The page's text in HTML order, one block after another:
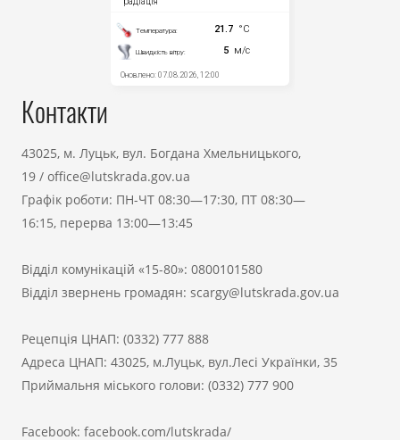
Контакти
43025, м. Луцьк, вул. Богдана Хмельницького,
19 / office@lutskrada.gov.ua
Графік роботи: ПН-ЧТ 08:30—17:30, ПТ 08:30—
16:15, перерва 13:00—13:45
Відділ комунікацій «15-80»: 0800101580
Відділ звернень громадян: scargy@lutskrada.gov.ua
Рецепція ЦНАП: (0332) 777 888
Адреса ЦНАП: 43025, м.Луцьк, вул.Лесі Українки, 35
Приймальня міського голови: (0332) 777 900
Facebook: facebook.com/lutskrada/